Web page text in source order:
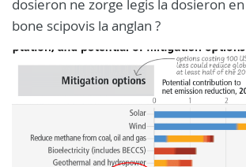
dosieron ne zorge legis la dosieron en
bone scipovis la anglan ?